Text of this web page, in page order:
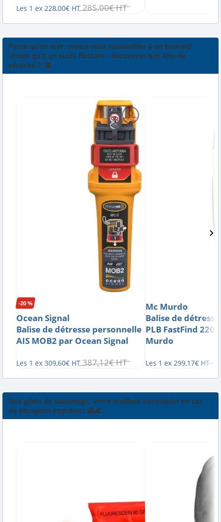
Les 1 ex 228,00€ HT 285,00€HT
Parce qu’en mer, mieux vaut ressembler à un homard
vivant qu’à un sushi flottant : découvrez nos kits de
sécurité !” 🦞
-20 %
Ocean Signal
Balise de détresse personnelle
AIS MOB2 par Ocean Signal
Les 1 ex 309,60€ HT 387,12€HT
Mc Murdo
Balise de
PLB FastFind 220
Murdo
Les 1 ex 299,17€ HT
Nos gilets de sauvetage, votre meilleur coéquipier en cas
de plongeon imprévu ! 🦺🌊